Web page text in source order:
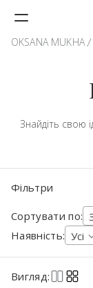
OKSANA MUKHA
Знайдіть свою
Фільтри
Сортувати по:
Наявність: Усі
Вигляд: